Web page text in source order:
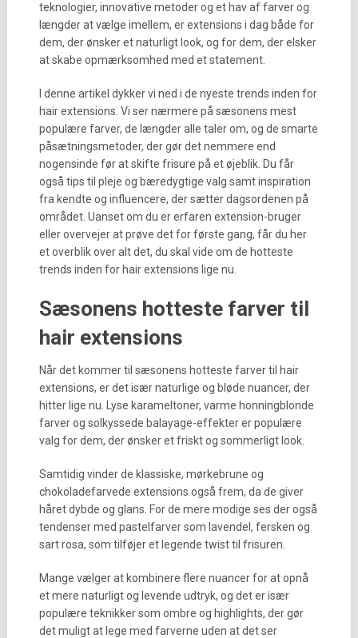
teknologier, innovative metoder og et hav af farver og
længder at vælge imellem, er extensions i dag både for
dem, der ønsker et naturligt look, og for dem, der elsker
at skabe opmærksomhed med et statement.
I denne artikel dykker vi ned i de nyeste trends inden for
hair extensions. Vi ser nærmere på sæsonens mest
populære farver, de længder alle taler om, og de smarte
påsætningsmetoder, der gør det nemmere end
nogensinde før at skifte frisure på et øjeblik. Du får
også tips til pleje og bæredygtige valg samt inspiration
fra kendte og influencere, der sætter dagsordenen på
området. Uanset om du er erfaren extension-bruger
eller overvejer at prøve det for første gang, får du her
et overblik over alt det, du skal vide om de hotteste
trends inden for hair extensions lige nu.
Sæsonens hotteste farver til
hair extensions
Når det kommer til sæsonens hotteste farver til hair
extensions, er det især naturlige og bløde nuancer, der
hitter lige nu. Lyse karameltoner, varme honningblonde
farver og solkyssede balayage-effekter er populære
valg for dem, der ønsker et friskt og sommerligt look.
Samtidig vinder de klassiske, mørkebrune og
chokoladefarvede extensions også frem, da de giver
håret dybde og glans. For de mere modige ses der også
tendenser med pastelfarver som lavendel, fersken og
sart rosa, som tilføjer et legende twist til frisuren.
Mange vælger at kombinere flere nuancer for at opnå
et mere naturligt og levende udtryk, og det er især
populære teknikker som ombre og highlights, der gør
det muligt at lege med farverne uden at det ser